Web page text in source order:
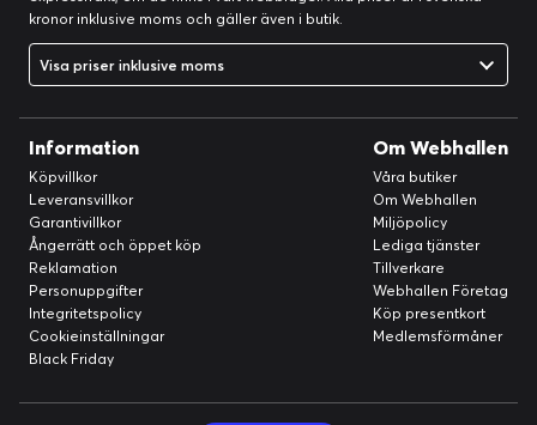
kronor inklusive moms och gäller även i butik.
Visa priser inklusive moms
Information
Köpvillkor
Leveransvillkor
Garantivillkor
Ångerrätt och öppet köp
Reklamation
Personuppgifter
Integritetspolicy
Cookieinställningar
Black Friday
Om Webhallen
Våra butiker
Om Webhallen
Miljöpolicy
Lediga tjänster
Tillverkare
Webhallen Företag
Köp presentkort
Medlemsförmåner